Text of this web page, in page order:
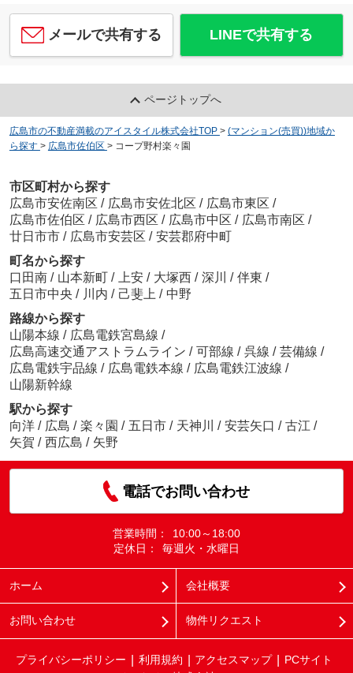
メールで共有する LINEで共有する
ページトップへ
広島市の不動産満載のアイスタイル株式会社TOP > (マンション(売買))地域か
ら探す > 広島市佐伯区 > コープ野村楽々園
市区町村から探す
広島市安佐南区 / 広島市安佐北区 / 広島市東区 /
広島市佐伯区 / 広島市西区 / 広島市中区 / 広島市南区 /
廿日市市 / 広島市安芸区 / 安芸郡府中町
町名から探す
口田南 / 山本新町 / 上安 / 大塚西 / 深川 / 伴東 /
五日市中央 / 川内 / 己斐上 / 中野
路線から探す
山陽本線 / 広島電鉄宮島線 /
広島高速交通アストラムライン / 可部線 / 呉線 / 芸備線 /
広島電鉄宇品線 / 広島電鉄本線 / 広島電鉄江波線 /
山陽新幹線
駅から探す
向洋 / 広島 / 楽々園 / 五日市 / 天神川 / 安芸矢口 / 古江 /
矢賀 / 西広島 / 矢野
電話でお問い合わせ
営業時間：
10:00～18:00
定休日：
毎週火・水曜日
ホーム 会社概要
お問い合わせ 物件リクエスト
プライバシーポリシー 利用規約 アクセスマップ
PCサイト